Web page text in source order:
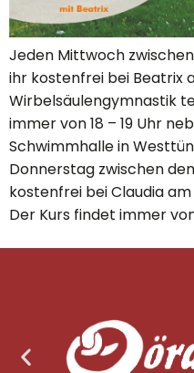
Jeden Mittwoch
ihr kostenfrei bei Beatrix
Wirbelsäulengymnastik
immer von 18 – 19 Uhr
Schwimmhalle in
Donnerstag zwischen
kostenfrei bei Claudia
Der Kurs findet immer